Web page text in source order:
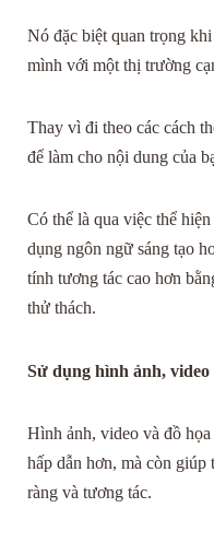
Nó đặc biệt quan trọng
mình với một thị trường
Thay vì đi theo các cách
để làm cho nội dung của
Có thể là qua việc thể
dụng ngôn ngữ sáng tạo
tính tương tác cao hơn
thử thách.
Sử dụng hình ảnh, video
Hình ảnh, video và đồ
hấp dẫn hơn, mà còn giúp
ràng và tương tác.